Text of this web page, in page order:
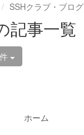
SSHクラブ・ブログ
記事一覧
ホーム